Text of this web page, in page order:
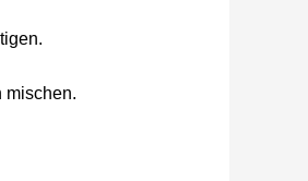
mischen.